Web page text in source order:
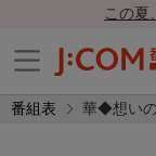
この夏
番組表 華◆想い